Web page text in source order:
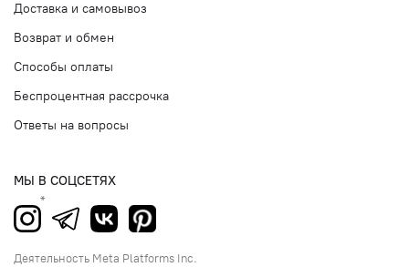
Доставка и самовывоз
Возврат и обмен
Способы оплаты
Беспроцентная рассрочка
Ответы на вопросы
МЫ В СОЦСЕТЯХ
Деятельность Meta Platforms Inc.